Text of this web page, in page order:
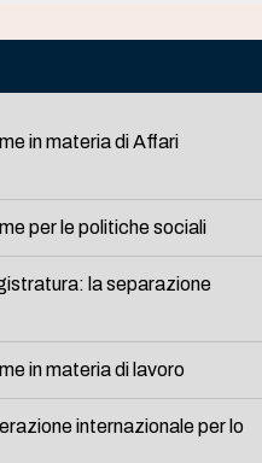
in materia di Affari
per le politiche sociali
la separazione
in materia di lavoro
internazionale per lo